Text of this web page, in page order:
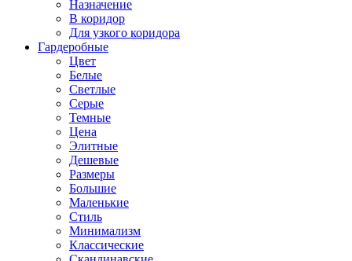
Назначение
В коридор
Для узкого коридора
Гардеробные
Цвет
Белые
Светлые
Серые
Темные
Цена
Элитные
Дешевые
Размеры
Большие
Маленькие
Стиль
Минимализм
Классические